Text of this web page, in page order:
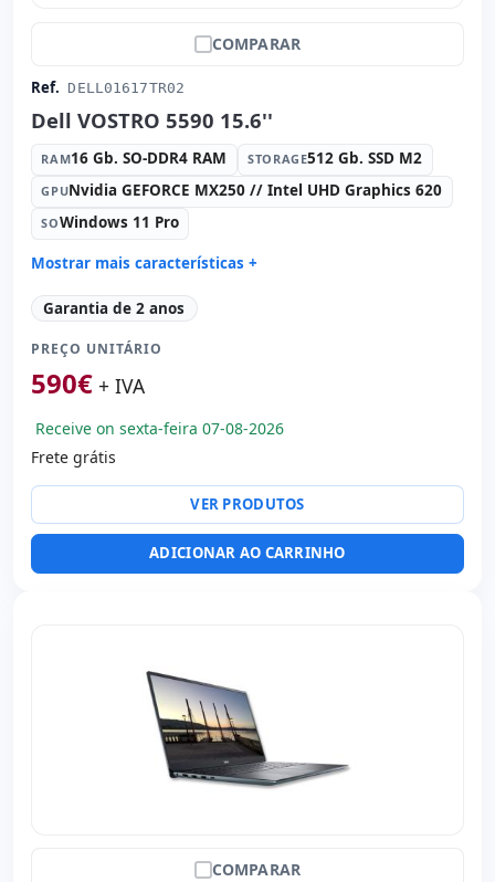
COMPARAR
Ref. DELL01617TR02
Dell VOSTRO 5590 15.6''
RAM16 Gb. SO-DDR4 RAM STORAGE512 Gb. SSD M2
GPUNvidia GEFORCE MX250 // Intel UHD Graphics 620
SOWindows 11 Pro
Mostrar mais características +
Connectivity: RJ-45 · WIFI · Bluetooth
Processador: Intel Core i7 10510U 1.8 GHz.
Som: Realtek Audio
Portos: USB 2.0 · USB-C · 2x USB 3.1
Portas de vídeo: HDMI
Multimídia:
Específico laptop: Layout do teclado Internacional
(adesivos espanhol) · Teclado numérico
Dimensões: 35x23x1.7 cm.
1.82 Kg.
Garantia de 2 anos
PREÇO UNITÁRIO
590€ + IVA
Receive on sexta-feira 07-08-2026
Frete grátis
VER PRODUTOS
ADICIONAR AO CARRINHO
COMPARAR